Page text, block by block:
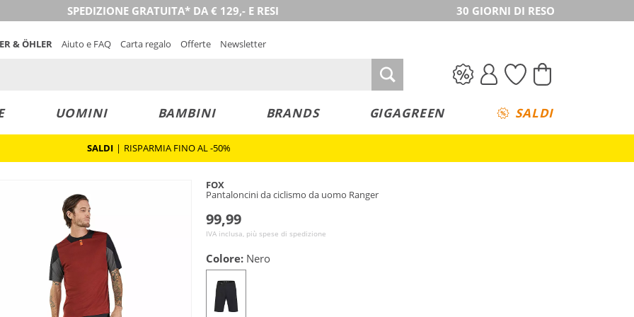
SPEDIZIONE GRATUITA* DA € 129,- E RESI 30 GIORNI DI RESO
& ÖHLER Aiuto e FAQ Carta regalo Offerte Newsletter
UOMINI BAMBINI BRANDS GIGAGREEN SALDI
SALDI | RISPARMIA FINO AL -50%
FOX
Pantaloncini da ciclismo da uomo Ranger
99,99
IVA inclusa, più spese di spedizione
Colore: Nero